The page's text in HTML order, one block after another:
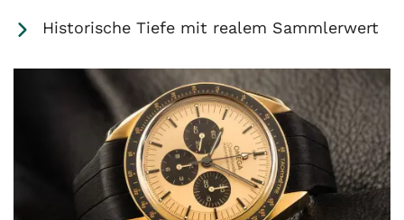
Historische Tiefe mit realem Sammlerwert